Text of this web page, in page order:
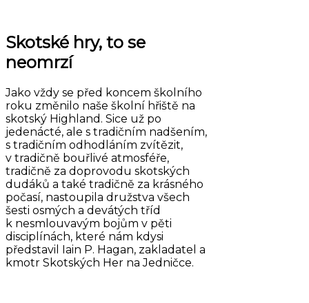
Skotské hry, to se
neomrzí
Jako vždy se před koncem školního
roku změnilo naše školní hřiště na
skotský Highland. Sice už po
jedenácté, ale s tradičním nadšením,
s tradičním odhodláním zvítězit,
v tradičně bouřlivé atmosféře,
tradičně za doprovodu skotských
dudáků a také tradičně za krásného
počasí, nastoupila družstva všech
šesti osmých a devátých tříd
k nesmlouvavým bojům v pěti
disciplínách, které nám kdysi
představil Iain P. Hagan, zakladatel a
kmotr Skotských Her na Jedničce.